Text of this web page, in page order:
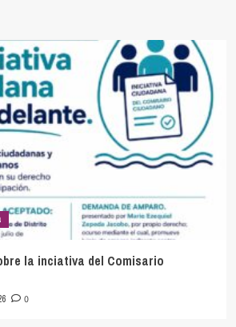
la inciativa del Comisario
0